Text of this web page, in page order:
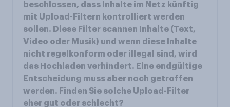
beschlossen, dass Inhalte im Netz künftig
mit Upload-Filtern kontrolliert werden
sollen. Diese Filter scannen Inhalte (Text,
Video oder Musik) und wenn diese Inhalte
nicht regelkonform oder illegal sind, wird
das Hochladen verhindert. Eine endgültige
Entscheidung muss aber noch getroffen
werden. Finden Sie solche Upload-Filter
eher gut oder schlecht?